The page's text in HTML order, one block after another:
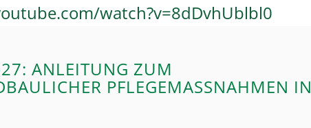
watch?v=8dDvhUblbl0
ANLEITUNG ZUM
PFLEGEMASSNAHMEN IN D